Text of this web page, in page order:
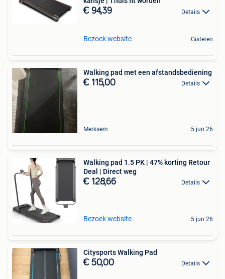
€ 94,39 Details
Bezoek website Gisteren
Walking pad met een afstandsbediening
€ 115,00 Details
Merksem 5 jun 26
Walking pad 1.5 PK | 47% korting Retour
Deal | Direct weg
€ 128,66 Details
Bezoek website 5 jun 26
Citysports Walking Pad
€ 50,00 Details